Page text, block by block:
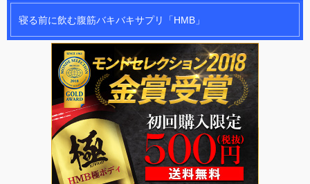
寝る前に飲む腹筋バキバキサプリ「HMB」